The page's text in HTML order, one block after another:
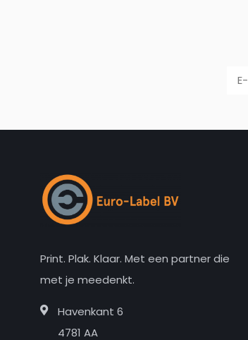
Print. Plak. Klaar. Met een partner die
met je meedenkt.
Havenkant 6
4781 AA